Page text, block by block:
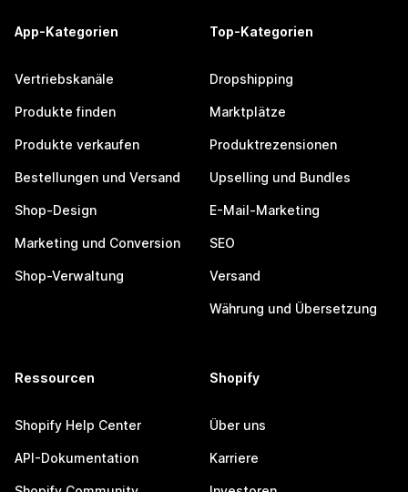
App-Kategorien
Vertriebskanäle
Produkte finden
Produkte verkaufen
Bestellungen und Versand
Shop-Design
Marketing und Conversion
Shop-Verwaltung
Top-Kategorien
Dropshipping
Marktplätze
Produktrezensionen
Upselling und Bundles
E-Mail-Marketing
SEO
Versand
Währung und Übersetzung
Ressourcen
Shopify Help Center
API-Dokumentation
Shopify
Über uns
Karriere